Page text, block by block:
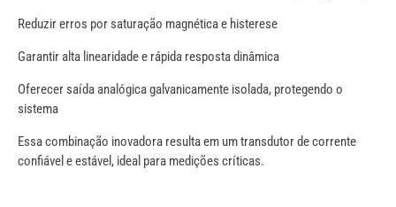
Reduzir erros por saturação magnética e histerese
Garantir alta linearidade e rápida resposta dinâmica
Oferecer saída analógica galvanicamente isolada, protegendo o
sistema
Essa combinação inovadora resulta em um transdutor de corrente
confiável e estável, ideal para medições críticas.